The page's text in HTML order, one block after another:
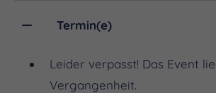
Termin(e)
Leider verpasst! Das Event
Vergangenheit.